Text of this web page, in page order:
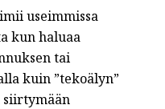
useimmissa
kun haluaa
tai
kuin ”tekoälyn”
siirtymään